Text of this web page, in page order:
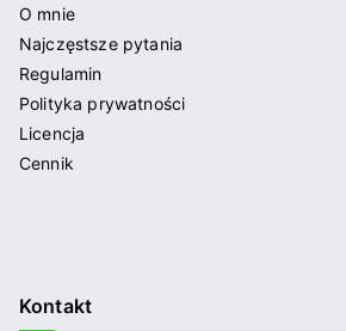
O mnie
Najczęstsze pytania
Regulamin
Polityka prywatności
Licencja
Cennik
Kontakt